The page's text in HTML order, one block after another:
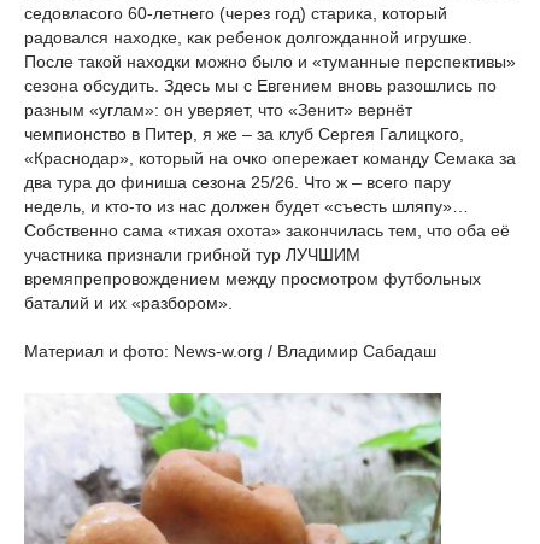
седовласого 60-летнего (через год) старика, который
радовался находке, как ребенок долгожданной игрушке.
После такой находки можно было и «туманные перспективы»
сезона обсудить. Здесь мы с Евгением вновь разошлись по
разным «углам»: он уверяет, что «Зенит» вернёт
чемпионство в Питер, я же – за клуб Сергея Галицкого,
«Краснодар», который на очко опережает команду Семака за
два тура до финиша сезона 25/26. Что ж – всего пару
недель, и кто-то из нас должен будет «съесть шляпу»…
Собственно сама «тихая охота» закончилась тем, что оба её
участника признали грибной тур ЛУЧШИМ
времяпрепровождением между просмотром футбольных
баталий и их «разбором».
Материал и фото: News-w.org / Владимир Сабадаш